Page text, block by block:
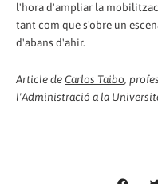
l'hora d'ampliar la
tant com que s'obre un
d'abans d'ahir.
Article deCarlos Taibo,
l'Administració a la